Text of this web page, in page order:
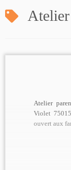
Atelier
Violet
ouvert aux